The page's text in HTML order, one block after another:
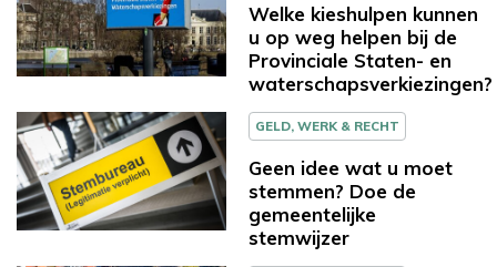
Welke kieshulpen kunnen
u op weg helpen bij de
Provinciale Staten- en
waterschapsverkiezingen?
GELD, WERK & RECHT
Geen idee wat u moet
stemmen? Doe de
gemeentelijke
stemwijzer